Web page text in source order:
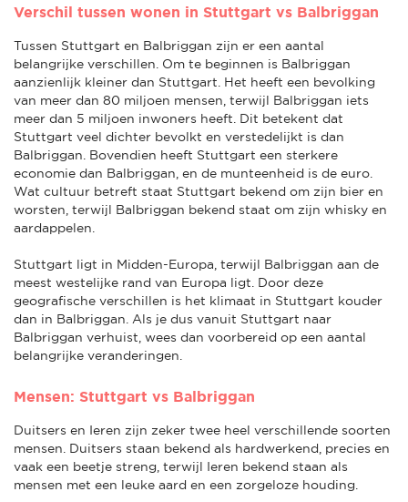
Verschil tussen wonen in Stuttgart vs Balbriggan
Tussen Stuttgart en Balbriggan zijn er een aantal
belangrijke verschillen. Om te beginnen is Balbriggan
aanzienlijk kleiner dan Stuttgart. Het heeft een bevolking
van meer dan 80 miljoen mensen, terwijl Balbriggan iets
meer dan 5 miljoen inwoners heeft. Dit betekent dat
Stuttgart veel dichter bevolkt en verstedelijkt is dan
Balbriggan. Bovendien heeft Stuttgart een sterkere
economie dan Balbriggan, en de munteenheid is de euro.
Wat cultuur betreft staat Stuttgart bekend om zijn bier en
worsten, terwijl Balbriggan bekend staat om zijn whisky en
aardappelen.
Stuttgart ligt in Midden-Europa, terwijl Balbriggan aan de
meest westelijke rand van Europa ligt. Door deze
geografische verschillen is het klimaat in Stuttgart kouder
dan in Balbriggan. Als je dus vanuit Stuttgart naar
Balbriggan verhuist, wees dan voorbereid op een aantal
belangrijke veranderingen.
Mensen: Stuttgart vs Balbriggan
Duitsers en Ieren zijn zeker twee heel verschillende soorten
mensen. Duitsers staan bekend als hardwerkend, precies en
vaak een beetje streng, terwijl Ieren bekend staan als
mensen met een leuke aard en een zorgeloze houding.